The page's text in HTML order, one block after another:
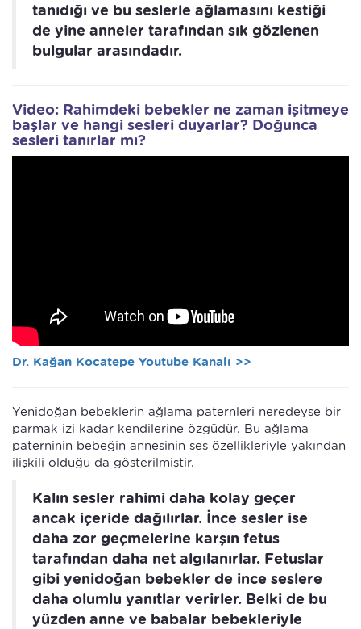
tanıdığı ve bu seslerle ağlamasını kestiği
de yine anneler tarafından sık gözlenen
bulgular arasındadır.
Video: Rahimdeki bebekler ne zaman işitmeye
başlar ve hangi sesleri duyarlar? Doğunca
sesleri tanırlar mı?
Dr. Kağan Kocatepe Youtube Kanalı >>
Yenidoğan bebeklerin ağlama paternleri neredeyse bir
parmak izi kadar kendilerine özgüdür. Bu ağlama
paterninin bebeğin annesinin ses özellikleriyle yakından
ilişkili olduğu da gösterilmiştir.
Kalın sesler rahimi daha kolay geçer
ancak içeride dağılırlar. İnce sesler ise
daha zor geçmelerine karşın fetus
tarafından daha net algılanırlar. Fetuslar
gibi yenidoğan bebekler de ince seslere
daha olumlu yanıtlar verirler. Belki de bu
yüzden anne ve babalar bebekleriyle